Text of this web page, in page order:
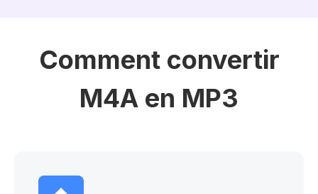
Comment convertir
M4A en MP3